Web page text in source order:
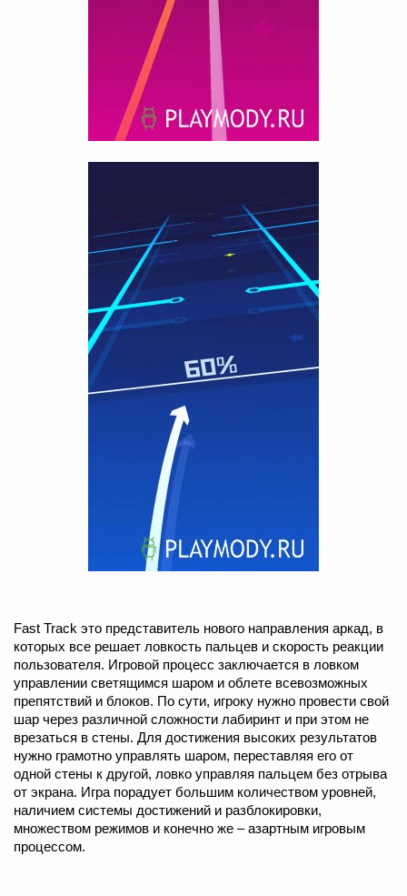
Fast Track это представитель нового направления аркад, в
которых все решает ловкость пальцев и скорость реакции
пользователя. Игровой процесс заключается в ловком
управлении светящимся шаром и облете всевозможных
препятствий и блоков. По сути, игроку нужно провести свой
шар через различной сложности лабиринт и при этом не
врезаться в стены. Для достижения высоких результатов
нужно грамотно управлять шаром, переставляя его от
одной стены к другой, ловко управляя пальцем без отрыва
от экрана. Игра порадует большим количеством уровней,
наличием системы достижений и разблокировки,
множеством режимов и конечно же – азартным игровым
процессом.